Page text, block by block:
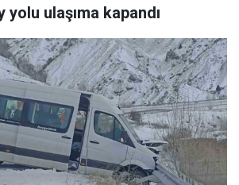
yolu ulaşıma kapandı